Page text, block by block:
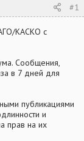
#1
КАСКО с
Сообщения,
в 7 дней для
публикациями
и
прав на их